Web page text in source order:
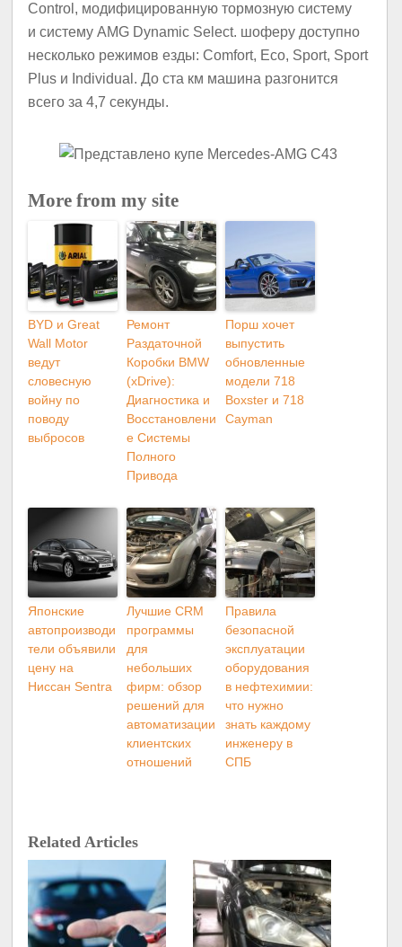
Control, модифицированную тормозную систему
и систему AMG Dynamic Select. шоферу доступно
несколько режимов езды: Comfort, Eco, Sport, Sport
Plus и Individual. До ста км машина разгонится
всего за 4,7 секунды.
More from my site
BYD и Great
Wall Motor
ведут
словесную
войну по
поводу
выбросов
Ремонт
Раздаточной
Коробки BMW
(xDrive):
Диагностика и
Восстановлени
е Системы
Полного
Привода
Порш хочет
выпустить
обновленные
модели 718
Boxster и 718
Cayman
Японские
автопроизводи
тели объявили
цену на
Ниссан Sentra
Лучшие CRM
программы
для
небольших
фирм: обзор
решений для
автоматизации
клиентских
отношений
Правила
безопасной
эксплуатации
оборудования
в нефтехимии:
что нужно
знать каждому
инженеру в
СПБ
Related Articles